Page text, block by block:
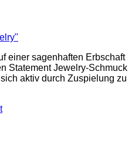
einer sagenhaften Erbschaft
Statement Jewelry-Schmuck
aktiv durch Zuspielung zu